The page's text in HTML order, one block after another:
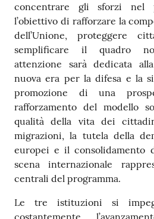
concentrare gli sforzi nel
l’obiettivo di rafforzare la
dell’Unione, proteggere
semplificare il quadro
attenzione sarà dedicata
nuova era per la difesa e la
promozione di una
rafforzamento del modello
qualità della vita dei
migrazioni, la tutela della
europei e il consolidamento
scena internazionale
centrali del programma.
Le tre istituzioni si
costantemente